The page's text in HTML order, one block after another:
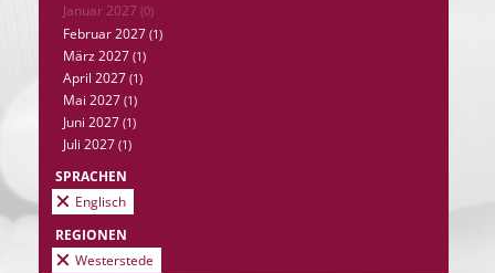
Januar 2027 (0)
Februar 2027 (1)
März 2027 (1)
April 2027 (1)
Mai 2027 (1)
Juni 2027 (1)
Juli 2027 (1)
SPRACHEN
Englisch
REGIONEN
Westerstede